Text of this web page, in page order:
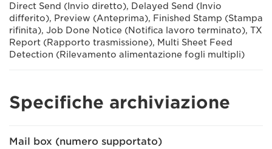
Direct Send (Invio diretto), Delayed Send (Invio
differito), Preview (Anteprima), Finished Stamp (Stampa
rifinita), Job Done Notice (Notifica lavoro terminato), TX
Report (Rapporto trasmissione), Multi Sheet Feed
Detection (Rilevamento alimentazione fogli multipli)
Specifiche archiviazione
Mail box (numero supportato)